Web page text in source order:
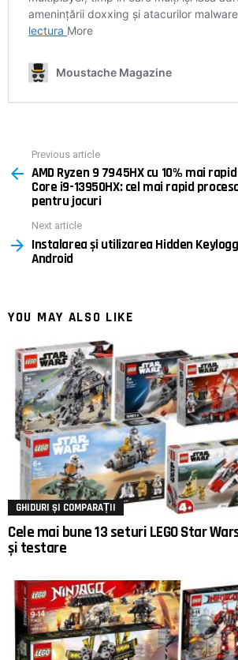
more
Previous article
AMD Ryzen 9 7945HX cu 10% mai
Core i9-13950HX: cel mai rapid
pentru jocuri
Next article
Instalarea și utilizarea Hidden
Android
YOU MAY ALSO LIKE
GHIDURI ȘI COMPARAȚII
Cele mai bune 13 seturi LEGO Star
și testare